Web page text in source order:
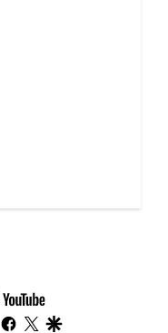
youtube-
footer
instagram
facebook
twitter